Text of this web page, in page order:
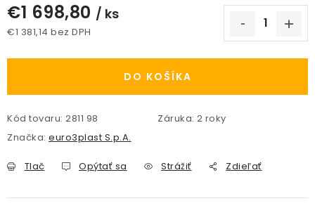
Spôsoby platby
Informácie o doprave
Kontakt / Právne údaje
€1 698,80 / ks
€1 381,14 bez DPH
DO KOŠÍKA
Kód tovaru: 2811 98 Záruka: 2 roky
Značka: euro3plast S.p.A.
Tlač Opýtať sa Strážiť Zdieľať